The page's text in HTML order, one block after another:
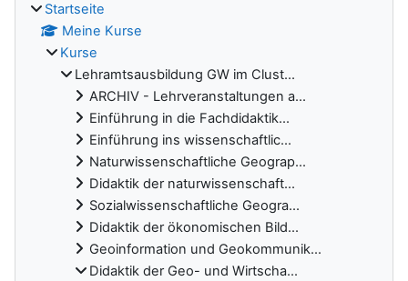
Startseite
Meine Kurse
Kurse
Lehramtsausbildung GW im Clust...
ARCHIV - Lehrveranstaltungen a...
Einführung in die Fachdidaktik...
Einführung ins wissenschaftlic...
Naturwissenschaftliche Geograp...
Didaktik der naturwissenschaft...
Sozialwissenschaftliche Geogra...
Didaktik der ökonomischen Bild...
Geoinformation und Geokommunik...
Didaktik der Geo- und Wirtscha...